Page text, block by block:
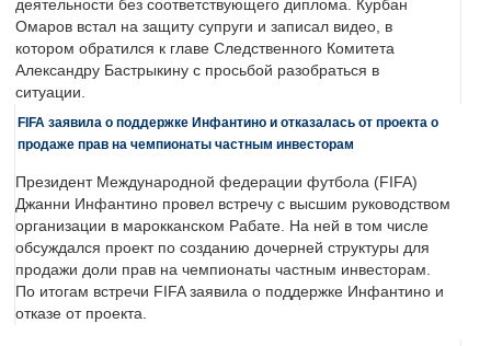
деятельности без соответствующего диплома. Курбан
Омаров встал на защиту супруги и записал видео, в
котором обратился к главе Следственного Комитета
Александру Бастрыкину с просьбой разобраться в
ситуации.
FIFA заявила о поддержке Инфантино и отказалась от проекта о
продаже прав на чемпионаты частным инвесторам
Президент Международной федерации футбола (FIFA)
Джанни Инфантино провел встречу с высшим руководством
организации в марокканском Рабате. На ней в том числе
обсуждался проект по созданию дочерней структуры для
продажи доли прав на чемпионаты частным инвесторам.
По итогам встречи FIFA заявила о поддержке Инфантино и
отказе от проекта.